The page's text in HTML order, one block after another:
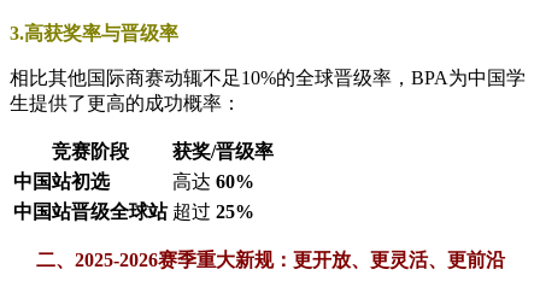
3.高获奖率与晋级率
相比其他国际商赛动辄不足10%的全球晋级率，BPA为中国学
生提供了更高的成功概率：
竞赛阶段
获奖/晋级率
中国站初选
高达 60%
中国站晋级全球站 超过 25%
二、2025-2026赛季重大新规：更开放、更灵活、更前沿